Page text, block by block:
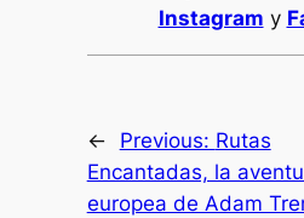
Instagram y
← Previous: Rutas
Encantadas, la
europea de Adam